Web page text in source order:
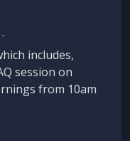
.
includes,
session on
from 10am